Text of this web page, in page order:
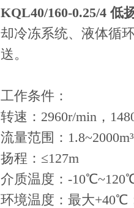
KQL40/160-0.25/4 低
却冷冻系统、液体循
送。
工作条件：
转速：2960r/min，
流量范围：
扬程：≤127m
介质温度：-
环境温度：最大+40℃